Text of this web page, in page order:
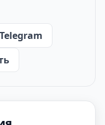
Telegram